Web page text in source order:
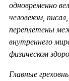
одновременно
человеком,
переплетены
внутреннего
физическом
Главные